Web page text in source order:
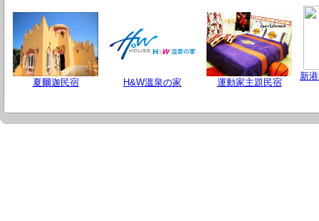
夏爾迦民宿 H&W溫泉の家 運動家主題民宿
新